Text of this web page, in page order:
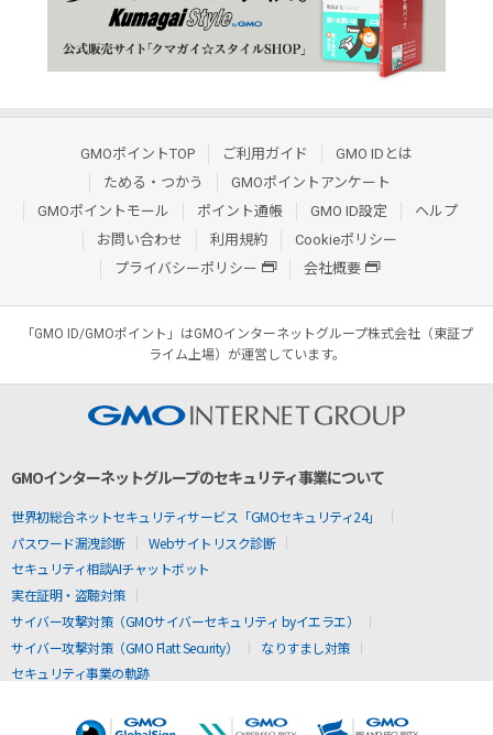
GMOポイントTOP ご利用ガイド
GMO IDとは
ためる・つかう
GMOポイントアンケート
GMOポイントモール
ポイント通帳 GMO ID設定
ヘルプ
お問い合わせ
利用規約
Cookieポリシー
プライバシーポリシー
会社概要
「GMO ID/GMOポイント」はGMOインターネットグループ株式会社（東証プ
ライム上場）が運営しています。
GMOインターネットグループのセキュリティ事業について
世界初総合ネットセキュリティサービス「GMOセキュリティ24」
パスワード漏洩診断
Webサイトリスク診断
セキュリティ相談AIチャットボット
実在証明・盗聴対策
サイバー攻撃対策（GMOサイバーセキュリティ byイエラエ）
サイバー攻撃対策（GMO Flatt Security）
なりすまし対策
セキュリティ事業の軌跡